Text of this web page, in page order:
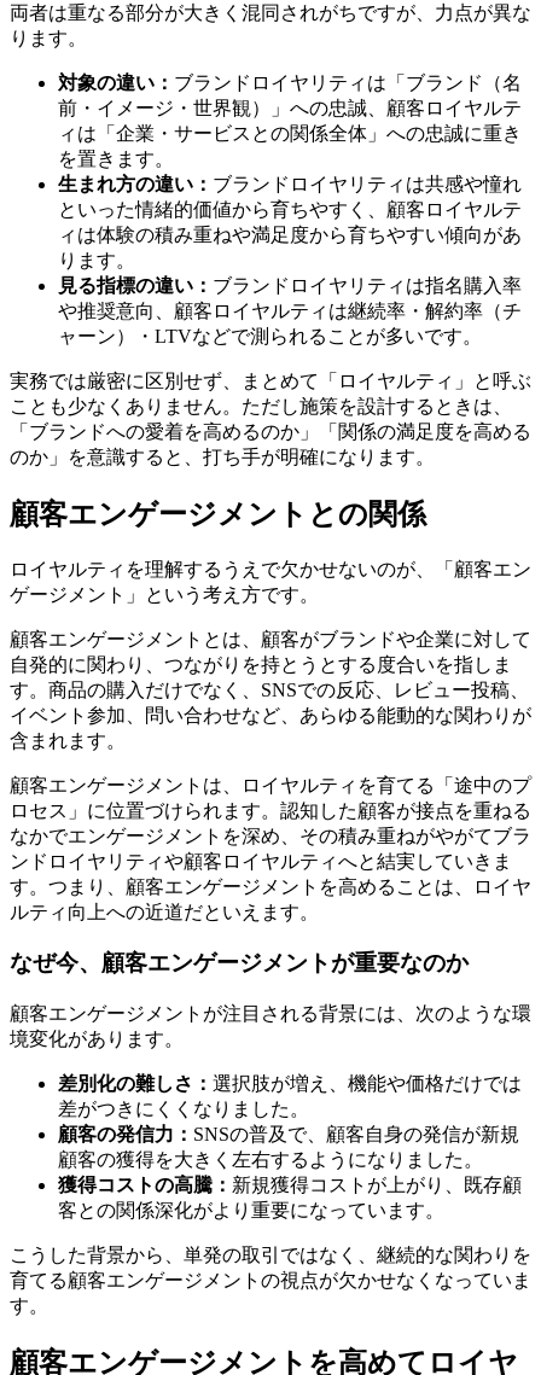
両者は重なる部分が大きく混同されがちですが、力点が異な
ります。
対象の違い： ブランドロイヤリティは「ブランド（名
前・イメージ・世界観）」への忠誠、顧客ロイヤルテ
ィは「企業・サービスとの関係全体」への忠誠に重き
を置きます。
生まれ方の違い： ブランドロイヤリティは共感や憧れ
といった情緒的価値から育ちやすく、顧客ロイヤルテ
ィは体験の積み重ねや満足度から育ちやすい傾向があ
ります。
見る指標の違い： ブランドロイヤリティは指名購入率
や推奨意向、顧客ロイヤルティは継続率・解約率（チ
ャーン）・LTVなどで測られることが多いです。
実務では厳密に区別せず、まとめて「ロイヤルティ」と呼ぶ
ことも少なくありません。ただし施策を設計するときは、
「ブランドへの愛着を高めるのか」「関係の満足度を高める
のか」を意識すると、打ち手が明確になります。
顧客エンゲージメントとの関係
ロイヤルティを理解するうえで欠かせないのが、「顧客エン
ゲージメント」という考え方です。
顧客エンゲージメントとは、顧客がブランドや企業に対して
自発的に関わり、つながりを持とうとする度合いを指しま
す。商品の購入だけでなく、SNSでの反応、レビュー投稿、
イベント参加、問い合わせなど、あらゆる能動的な関わりが
含まれます。
顧客エンゲージメントは、ロイヤルティを育てる「途中のプ
ロセス」に位置づけられます。認知した顧客が接点を重ねる
なかでエンゲージメントを深め、その積み重ねがやがてブラ
ンドロイヤリティや顧客ロイヤルティへと結実していきま
す。つまり、顧客エンゲージメントを高めることは、ロイヤ
ルティ向上への近道だといえます。
なぜ今、顧客エンゲージメントが重要なのか
顧客エンゲージメントが注目される背景には、次のような環
境変化があります。
差別化の難しさ： 選択肢が増え、機能や価格だけでは
差がつきにくくなりました。
顧客の発信力： SNSの普及で、顧客自身の発信が新規
顧客の獲得を大きく左右するようになりました。
獲得コストの高騰： 新規獲得コストが上がり、既存顧
客との関係深化がより重要になっています。
こうした背景から、単発の取引ではなく、継続的な関わりを
育てる顧客エンゲージメントの視点が欠かせなくなっていま
す。
顧客エンゲージメントを高めてロイヤ